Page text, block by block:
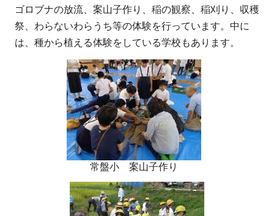
ゴロブナの放流、案山子作り、稲の観察、稲刈り、収穫
祭、わらないわらうち等の体験を行っています。中に
は、種から植える体験をしている学校もあります。
常盤小 案山子作り